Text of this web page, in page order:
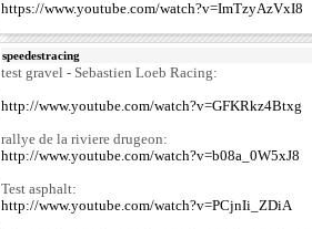
https://www.youtube.com/watch?v=ImTzyAzVxI8
speedestracing
test gravel - Sebastien Loeb Racing:
http://www.youtube.com/watch?v=GFKRkz4Btxg
rallye de la riviere drugeon:
http://www.youtube.com/watch?v=b08a_0W5xJ8
Test asphalt:
http://www.youtube.com/watch?v=PCjnIi_ZDiA